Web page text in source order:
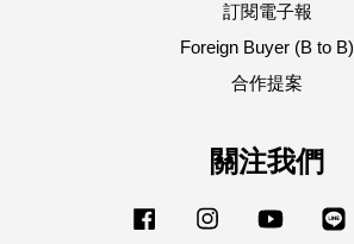
訂閱電子報
Foreign Buyer (B to B)
合作提案
關注我們
Facebook Instagram YouTube